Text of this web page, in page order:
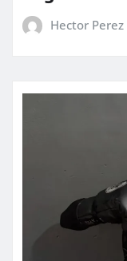
Hector Perez